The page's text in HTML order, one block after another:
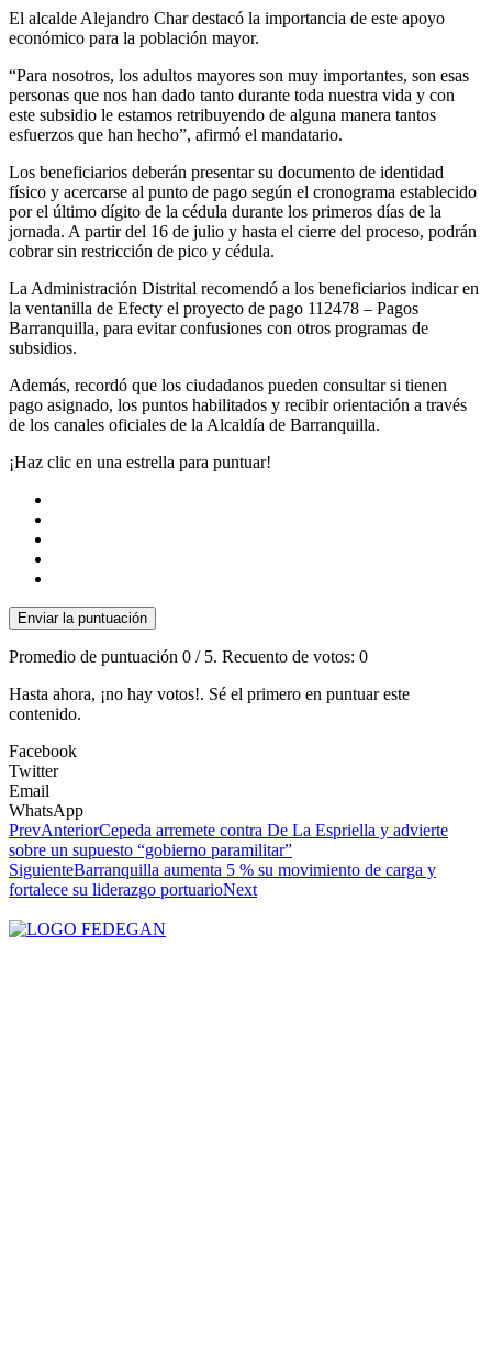
El alcalde Alejandro Char destacó la importancia de este apoyo
económico para la población mayor.
“Para nosotros, los adultos mayores son muy importantes, son esas
personas que nos han dado tanto durante toda nuestra vida y con
este subsidio le estamos retribuyendo de alguna manera tantos
esfuerzos que han hecho”, afirmó el mandatario.
Los beneficiarios deberán presentar su documento de identidad
físico y acercarse al punto de pago según el cronograma establecido
por el último dígito de la cédula durante los primeros días de la
jornada. A partir del 16 de julio y hasta el cierre del proceso, podrán
cobrar sin restricción de pico y cédula.
La Administración Distrital recomendó a los beneficiarios indicar en
la ventanilla de Efecty el proyecto de pago 112478 – Pagos
Barranquilla, para evitar confusiones con otros programas de
subsidios.
Además, recordó que los ciudadanos pueden consultar si tienen
pago asignado, los puntos habilitados y recibir orientación a través
de los canales oficiales de la Alcaldía de Barranquilla.
¡Haz clic en una estrella para puntuar!
Enviar la puntuación
Promedio de puntuación 0 / 5. Recuento de votos: 0
Hasta ahora, ¡no hay votos!. Sé el primero en puntuar este
contenido.
Facebook
Twitter
Email
WhatsApp
PrevAnteriorCepeda arremete contra De La Espriella y advierte
sobre un supuesto “gobierno paramilitar”
SiguienteBarranquilla aumenta 5 % su movimiento de carga y
fortalece su liderazgo portuarioNext